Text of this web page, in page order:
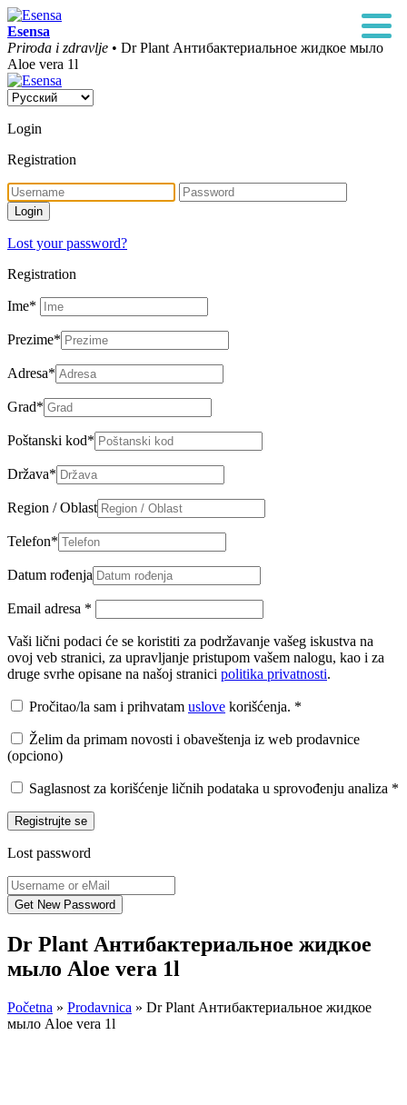
Esensa
Priroda i zdravlje • Dr Plant Антибактериальное жидкое мыло
Aloe vera 1l
Login
Registration
Lost your password?
Registration
Ime*
Prezime*
Adresa*
Grad*
Poštanski kod*
Država*
Region / Oblast
Telefon*
Datum rođenja
Email adresa *
Vaši lični podaci će se koristiti za podržavanje vašeg iskustva na
ovoj veb stranici, za upravljanje pristupom vašem nalogu, kao i za
druge svrhe opisane na našoj stranici politika privatnosti.
Pročitao/la sam i prihvatam uslove korišćenja. *
Želim da primam novosti i obaveštenja iz web prodavnice
(opciono)
Saglasnost za korišćenje ličnih podataka u sprovođenju analiza *
Registrujte se
Lost password
Dr Plant Антибактериальное жидкое
мыло Aloe vera 1l
Početna » Prodavnica » Dr Plant Антибактериальное жидкое
мыло Aloe vera 1l